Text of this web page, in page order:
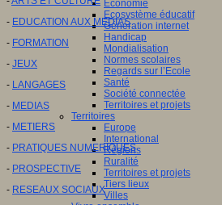
Economie
Ecosystème éducatif
Génération internet
Handicap
Mondialisation
Normes scolaires
Regards sur l’Ecole
Santé
Société connectée
Territoires et projets
Territoires
Europe
International
Régions
Ruralité
Territoires et projets
Tiers lieux
Villes
- EDUCATION AUX MEDIAS
- FORMATION
- JEUX
- LANGAGES
- MEDIAS
- METIERS
- PRATIQUES NUMERIQUES
- PROSPECTIVE
- RESEAUX SOCIAUX